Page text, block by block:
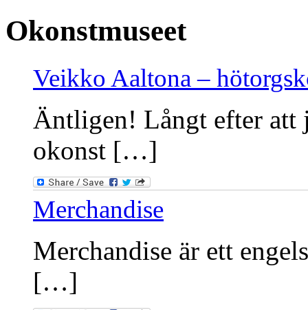
Okonstmuseet
Veikko Aaltona –
Äntligen! Långt efter att
okonst […]
Merchandise
Merchandise är ett
[…]